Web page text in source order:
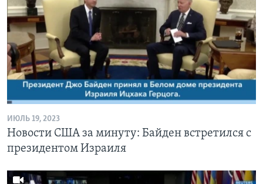
ИЮЛЬ 19, 2023
Новости США за минуту: Байден встретился с
президентом Израиля